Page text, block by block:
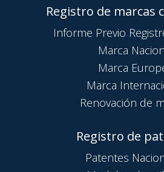
Registro de marcas
Informe Previo
Marca
Marca
Marca
Renovación de
Registro de
Patentes